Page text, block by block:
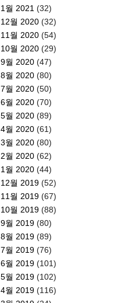
1월 2021 (32)
12월 2020 (32)
11월 2020 (54)
10월 2020 (29)
9월 2020 (47)
8월 2020 (80)
7월 2020 (50)
6월 2020 (70)
5월 2020 (89)
4월 2020 (61)
3월 2020 (80)
2월 2020 (62)
1월 2020 (44)
12월 2019 (52)
11월 2019 (67)
10월 2019 (88)
9월 2019 (80)
8월 2019 (89)
7월 2019 (76)
6월 2019 (101)
5월 2019 (102)
4월 2019 (116)